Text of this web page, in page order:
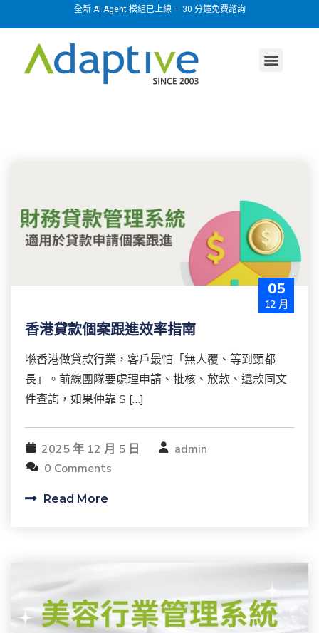
全新 AI Agent 模組已上線 — 30 分鐘免費諮詢
05
12 月
香港貸款個案跟進效率指南
喺香港做貸款行業，客戶最怕「無人覆、等到頸都
長」。前線團隊要處理申請、批核、放款、還款同文
件查詢，如果仲靠 S […]
2025 年 12 月 5 日
admin
0 Comments
Read More